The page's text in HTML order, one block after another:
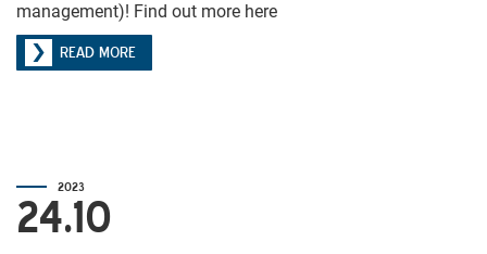
management)! Find out more here
READ MORE
2023
24.10